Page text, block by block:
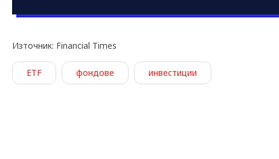
Източник: Financial Times
ETF фондове инвестиции